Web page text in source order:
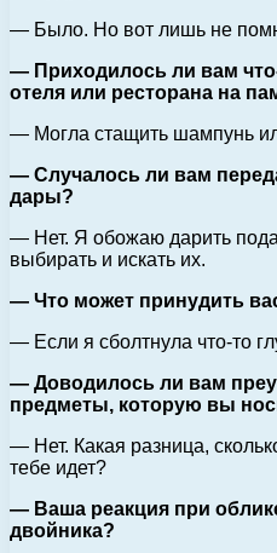
— Было. Но вот лишь не
— Приходилось ли вам
отеля или ресторана на
— Могла стащить шампунь
— Случалось ли вам
дары?
— Нет. Я обожаю дарить
выбирать и искать их.
— Что может принудить
— Если я сболтнула что-то
— Доводилось ли вам
предметы, которую вы
— Нет. Какая разница,
тебе идет?
— Ваша реакция при
двойника?